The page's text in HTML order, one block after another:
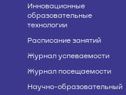
Инновационные
образовательные
технологии
Расписание занятий
Журнал успеваемости
Журнал посещаемости
Научно-образовательный